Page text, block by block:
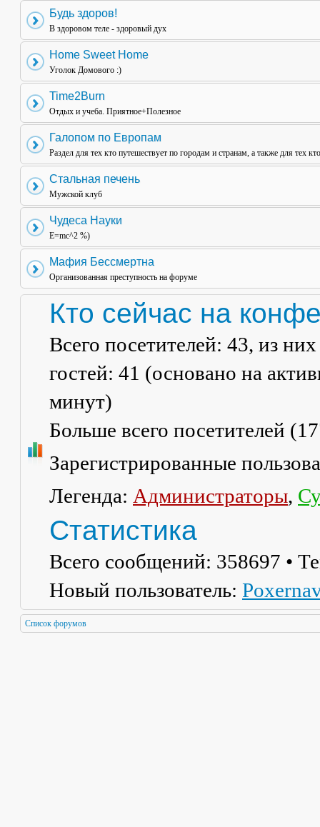
Будь здоров!
В здоровом теле - здоровый дух
Home Sweet Home
Уголок Домового :)
Time2Burn
Отдых и учеба. Приятное+Полезное
Галопом по Европам
Раздел для тех кто путешествует по городам и странам, а также для тех
Стальная печень
Мужской клуб
Чудеса Науки
E=mc^2 %)
Мафия Бессмертна
Организованная преступность на форуме
Кто сейчас на
Всего посетителей: 43, из
гостей: 41 (основано на
минут)
Больше всего посетителей (
Зарегистрированные
Легенда: Администраторы,
Статистика
Всего сообщений: 358697 •
Новый пользователь:
Список форумов